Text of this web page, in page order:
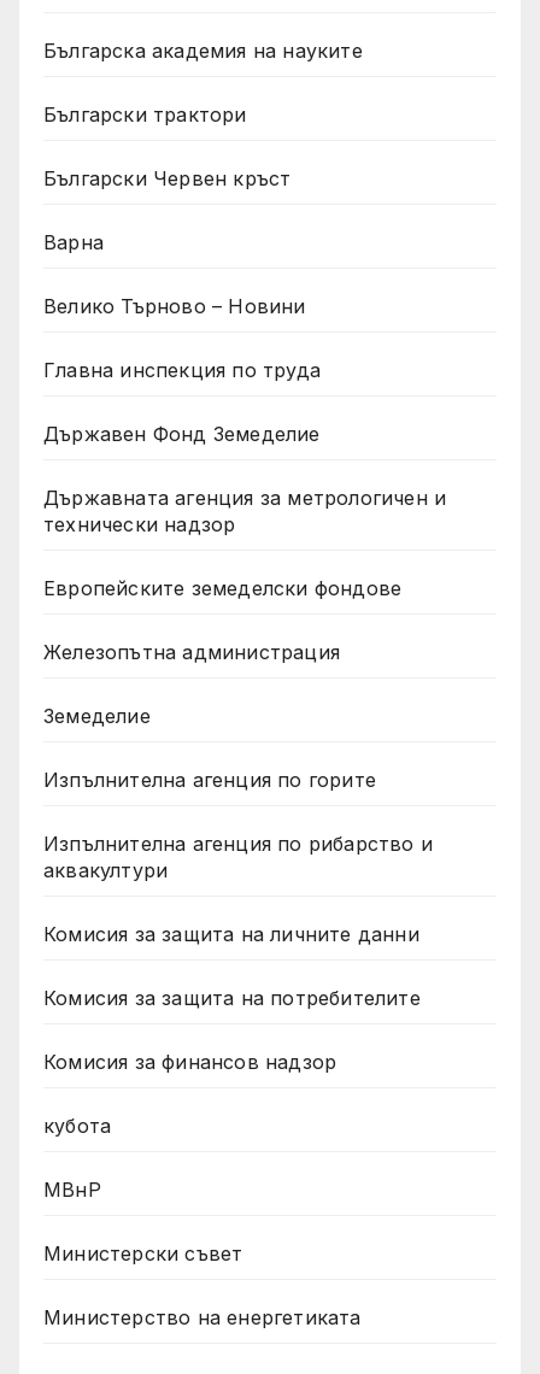
Българска академия на науките
Български трактори
Български Червен кръст
Варна
Велико Търново – Новини
Главна инспекция по труда
Държавен Фонд Земеделие
Държавната агенция за метрологичен и
технически надзор
Европейските земеделски фондове
Железопътна администрация
Земеделие
Изпълнителна агенция по горите
Изпълнителна агенция по рибарство и
аквакултури
Комисия за защита на личните данни
Комисия за защита на потребителите
Комисия за финансов надзор
кубота
МВнР
Министерски съвет
Министерство на енергетиката